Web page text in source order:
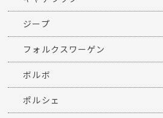
ジープ
フォルクスワーゲン
ボルボ
ポルシェ